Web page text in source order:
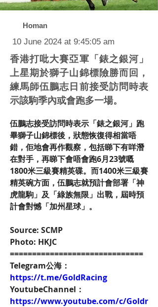
Homan
10 June 2024 at 9:45:05 am
香港打吡大賽亞軍「錶之銀河」
上星期於獅子山錦標險勝而回，
練馬師伍鵬志日前接受訪問時表
示該駒季內或會跑多一場。
伍鵬志接受訪問時表示「錶之銀河」跑
畢獅子山錦標後，狀態恢復得相當唔
錯，佢地會再作觀察，包括睇下有咩潛
在對手，再睇下會唔會跑6月23號嘅
1800米三級賽精英碟。而1400米三級賽
精英碗方面，伍鵬志就預計會部署「神
虎龍駒」及「綠族無限」出戰，屆時預
計會對憾「加州星球」。
Source: SCMP
Photo: HKJC
==============================
Telegram公海：
https://t.me/GoldRacing
YoutubeChannel：
https://www.youtube.com/c/Goldr